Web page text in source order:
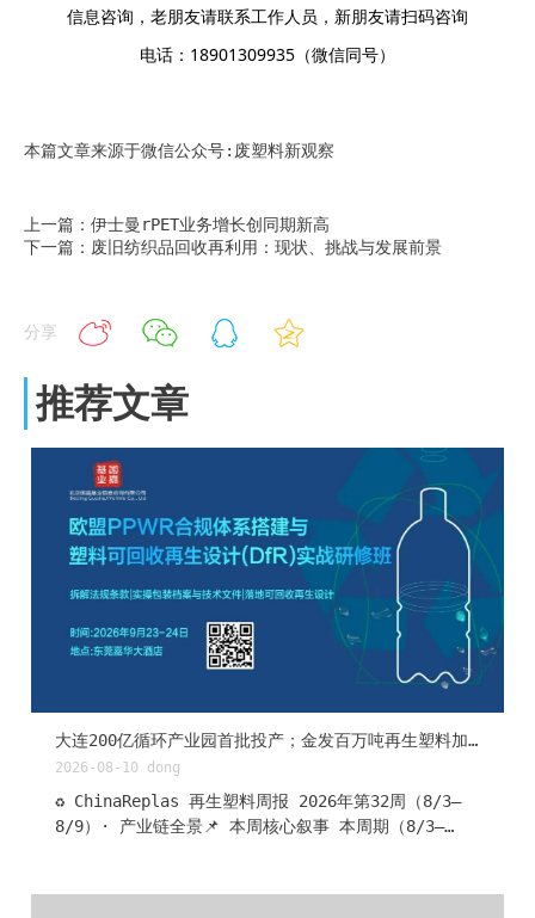
信息咨询，老朋友请联系工作人员，新朋友请扫码咨询
电话：18901309935（微信同号）
本篇文章来源于微信公众号:废塑料新观察
上一篇：伊士曼rPET业务增长创同期新高
下一篇：废旧纺织品回收再利用：现状、挑战与发展前景
分享
推荐文章
大连200亿循环产业园首批投产；金发百万吨再生塑料加速兑现；巴斯夫"因材施教"回收路线图……| ChinaReplas第32周报
2026-08-10 dong
♻️ ChinaReplas 再生塑料周报 2026年第32周（8/3–
8/9）· 产业链全景📌 本周核心叙事 本周期（8/3–